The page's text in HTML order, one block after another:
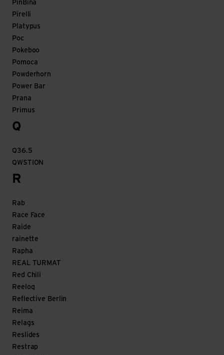
PinBina
Pirelli
Platypus
Poc
Pokeboo
Pomoca
Powderhorn
Power Bar
Prana
Primus
Q
Q36.5
QWSTION
R
Rab
Race Face
Raide
rainette
Rapha
REAL TURMAT
Red Chili
Reeloq
Reflective Berlin
Reima
Relags
Reslides
Restrap